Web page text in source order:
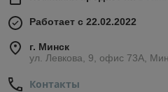
Работает с 22.02.2022
г. Минск
ул. Левкова, 9, офис 73А,
Контакты